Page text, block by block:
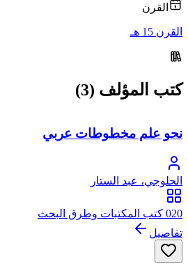
القرن
القرن 15 هـ
كتب المؤلف (3)
نحو علم مخطوطات عربي
الحلوجي، عبد الستار
020 كتب المكتبات وطرق البحث
تفاصيل